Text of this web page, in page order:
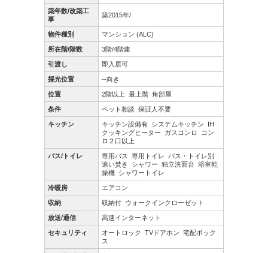
築年数/改築工
事
築2015年/
物件種別 マンション (ALC)
所在階/階数 3階/4階建
引渡し 即入居可
採光位置 --向き
位置 2階以上 最上階 角部屋
条件 ペット相談 保証人不要
キッチン キッチン設備有 システムキッチン
IH
クッキングヒーター
ガスコンロ
コン
ロ２口以上
バス/トイレ 専用バス 専用トイレ
バス・トイレ別
追い焚き
シャワー 独立洗面台 浴室乾
燥機 シャワートイレ
冷暖房 エアコン
収納 収納付 ウォークインクローゼット
放送/通信 高速インターネット
セキュリティ オートロック TVドアホン 宅配ボック
ス